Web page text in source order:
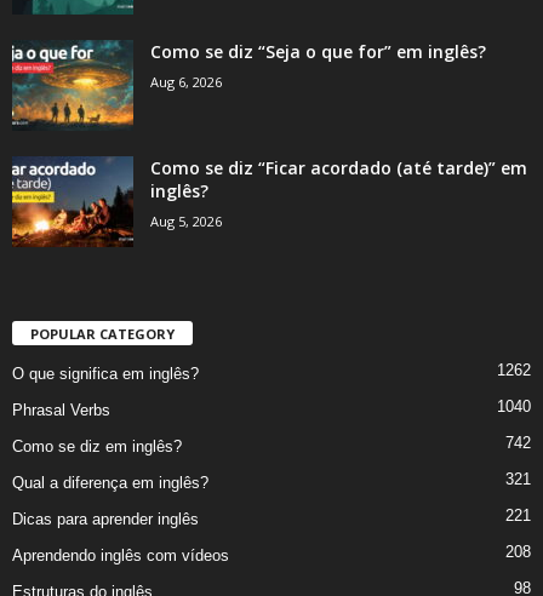
Como se diz “Seja o que for” em inglês?
Aug 6, 2026
Como se diz “Ficar acordado (até tarde)” em
inglês?
Aug 5, 2026
POPULAR CATEGORY
O que significa em inglês? 1262
Phrasal Verbs 1040
Como se diz em inglês? 742
Qual a diferença em inglês? 321
Dicas para aprender inglês 221
Aprendendo inglês com vídeos 208
Estruturas do inglês 98